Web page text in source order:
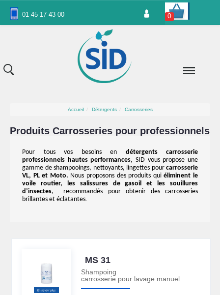
01 45 17 43 00 0
Accueil Détergents Carrosseries
Produits Carrosseries pour professionnels
Pour tous vos besoins en détergents carrosserie
professionnels hautes performances, SID vous propose une
gamme de shampooings, nettoyants, lingettes pour carrosserie
VL, PL et Moto. Nous proposons des produits quiéliminent le
voile routier, les salissures de gasoil et les souillures
d’insectes, recommandés pour
obtenir des carrosseries
brillantes et éclatantes.
MS 31
Shampoing
carrosserie pour lavage manuel